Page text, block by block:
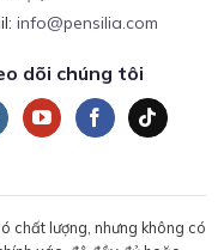
info@pensilia.com
dõi chúng tôi
chất lượng, nhưng không có